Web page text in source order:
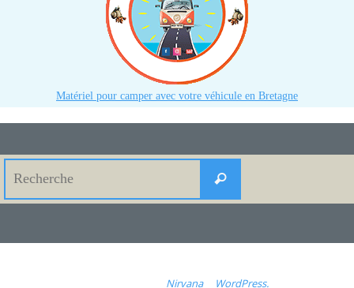
Matériel pour camper avec votre véhicule en Bretagne
Recherche
Nirvana& WordPress.